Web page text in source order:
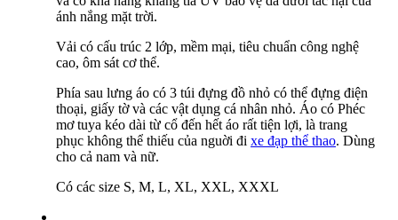
ánh nắng mặt trời.
Vải có cấu trúc 2 lớp, mềm mại, tiêu chuẩn công nghệ
cao, ôm sát cơ thể.
Phía sau lưng áo có 3 túi đựng đồ nhỏ có thể đựng điện
thoại, giấy tờ và các vật dụng cá nhân nhỏ. Áo có Phéc
mơ tuya kéo dài từ cổ đến hết áo rất tiện lợi, là trang
phục không thể thiếu của nguời đi xe đạp thể thao. Dùng
cho cả nam và nữ.
Có các size S, M, L, XL, XXL, XXXL